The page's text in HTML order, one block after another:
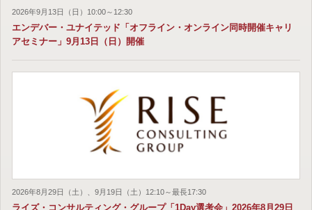
2026年9月13日（日）10:00～12:30
エンデバー・ユナイテッド「オフライン・オンライン同時開催キャリ
アセミナー」9月13日（日）開催
2026年8月29日（土）、9月19日（土）12:10～最長17:30
ライズ・コンサルティング・グループ「1Day選考会」2026年8月29日